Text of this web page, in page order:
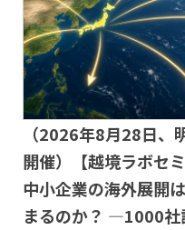
（2026年8月28日、
開催）【越境ラボセミ
中小企業の海外展開
まるのか？ ―1000社